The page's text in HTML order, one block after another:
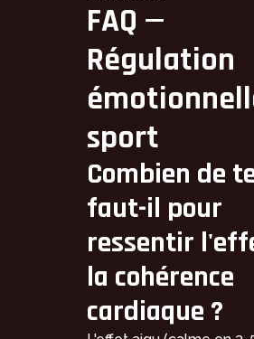
FAQ —
Régulation
sport
Combien de
faut-il pour
ressentir
la cohérence
cardiaque ?